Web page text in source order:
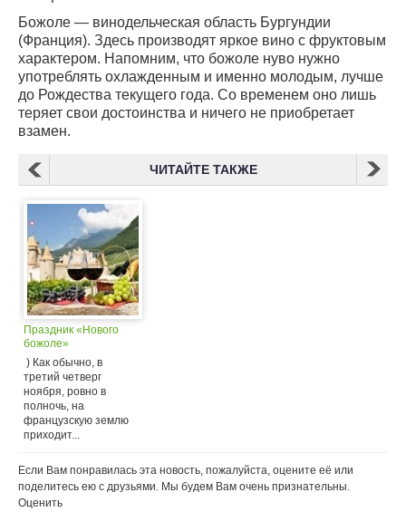
Божоле — винодельческая область Бургундии
(Франция). Здесь производят яркое вино с фруктовым
характером. Напомним, что божоле нуво нужно
употреблять охлажденным и именно молодым, лучше
до Рождества текущего года. Со временем оно лишь
теряет свои достоинства и ничего не приобретает
взамен.
ЧИТАЙТЕ ТАКЖЕ
Праздник «Нового
божоле»
) Как обычно, в
третий четверг
ноября, ровно в
полночь, на
французскую землю
приходит...
Если Вам понравилась эта новость, пожалуйста, оцените её или
поделитесь ею с друзьями. Мы будем Вам очень признательны.
Оценить